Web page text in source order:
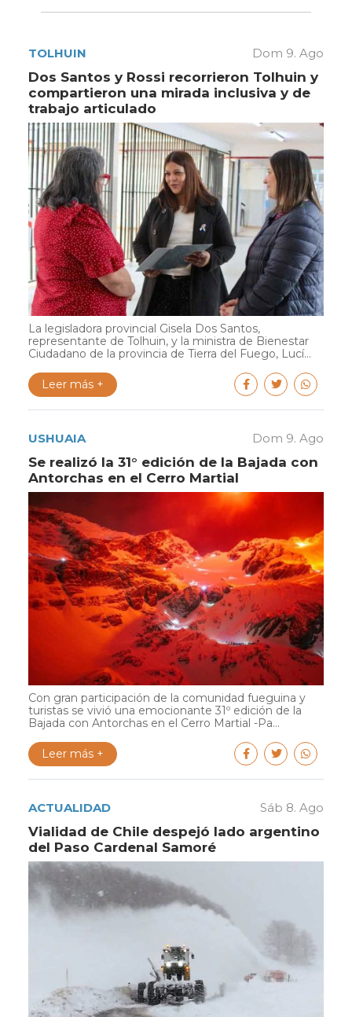
TOLHUIN Dom 9. Ago
Dos Santos y Rossi recorrieron Tolhuin y
compartieron una mirada inclusiva y de
trabajo articulado
La legisladora provincial Gisela Dos Santos,
representante de Tolhuin, y la ministra de Bienestar
Ciudadano de la provincia de Tierra del Fuego, Lucí...
Leer más +
USHUAIA Dom 9. Ago
Se realizó la 31° edición de la Bajada con
Antorchas en el Cerro Martial
Con gran participación de la comunidad fueguina y
turistas se vivió una emocionante 31º edición de la
Bajada con Antorchas en el Cerro Martial -Pa...
Leer más +
ACTUALIDAD Sáb 8. Ago
Vialidad de Chile despejó lado argentino
del Paso Cardenal Samoré